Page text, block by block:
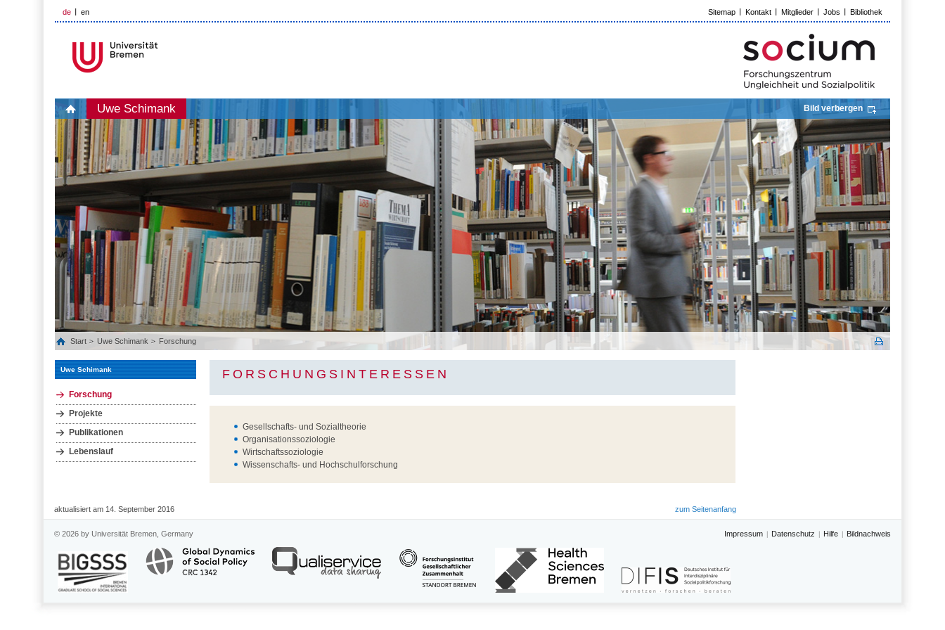
de en Sitemap Kontakt Mitglieder Jobs Bibliothek
Uwe Schimank Bild verbergen
Start Uwe Schimank Forschung
Uwe Schimank
Forschung
Projekte
Publikationen
Lebenslauf
FORSCHUNGSINTERESSEN
Gesellschafts- und Sozialtheorie
Organisationssoziologie
Wirtschaftssoziologie
Wissenschafts- und Hochschulforschung
aktualisiert am 14. September 2016 zum Seitenanfang
© 2026 by Universität Bremen, Germany Impressum Datenschutz Hilfe Bildnachweis